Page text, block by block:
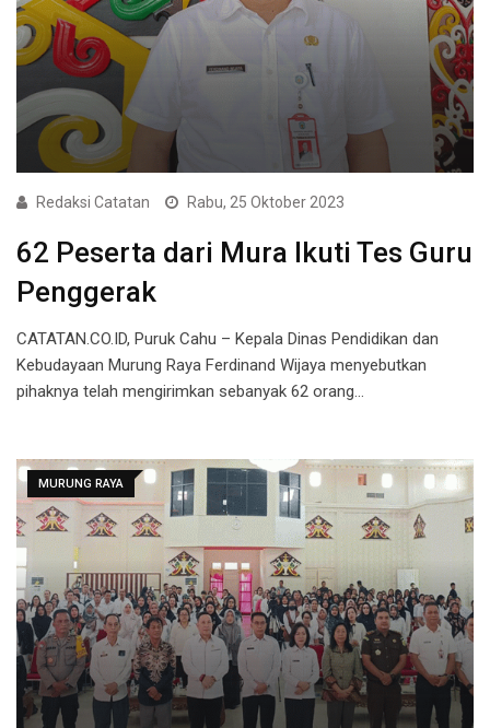
Redaksi Catatan Rabu, 25 Oktober 2023
62 Peserta dari Mura Ikuti Tes Guru
Penggerak
CATATAN.CO.ID, Puruk Cahu – Kepala Dinas Pendidikan dan
Kebudayaan Murung Raya Ferdinand Wijaya menyebutkan
pihaknya telah mengirimkan sebanyak 62 orang…
MURUNG RAYA